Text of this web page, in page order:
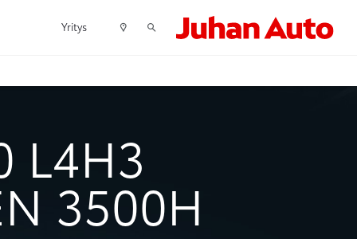
Yritys
L4H3
3500H